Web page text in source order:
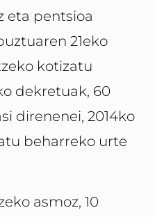
eta pentsioa
21eko
kotizatu
dekretuak, 60
direnenei, 2014ko
beharreko urte
asmoz, 10